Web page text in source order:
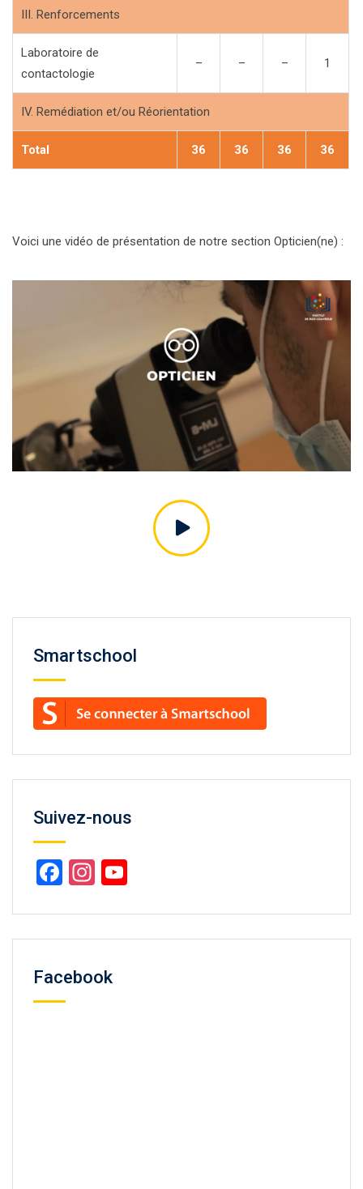
III. Renforcements
Laboratoire de
contactologie
– – – 1
IV. Remédiation et/ou Réorientation
Total 36 36 36 36
Voici une vidéo de présentation de notre section Opticien(ne) :
Smartschool
Suivez-nous
Facebook
Instagram
Facebook